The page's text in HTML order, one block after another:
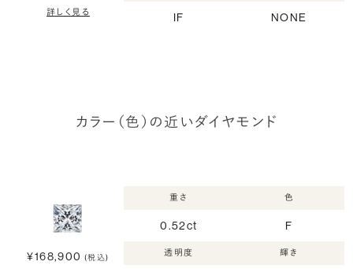
詳しく見る IF NONE
カラー（色）の近いダイヤモンド
¥168,900 (税込)
重さ
0.52ct
色
F
透明度 輝き